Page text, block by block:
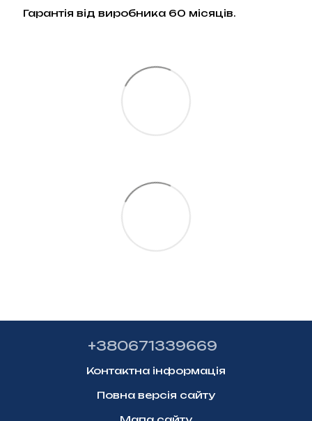
Гарантія від виробника 60 місяців.
+380671339669
Контактна інформація
Повна версія сайту